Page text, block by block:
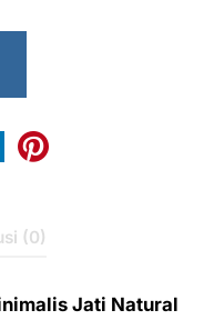
(0)
Jati Natural